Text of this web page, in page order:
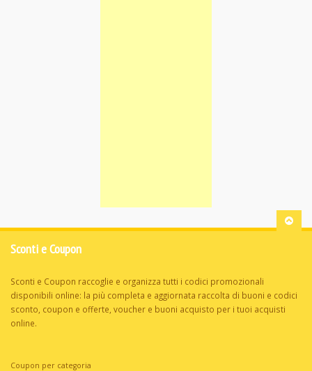
Sconti e Coupon
Sconti e Coupon raccoglie e organizza tutti i codici promozionali
disponibili online: la più completa e aggiornata raccolta di buoni e codici
sconto, coupon e offerte, voucher e buoni acquisto per i tuoi acquisti
online.
Coupon per categoria